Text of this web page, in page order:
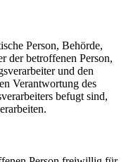
Person, Behörde,
der betroffenen Person,
und den
Verantwortung des
befugt sind,